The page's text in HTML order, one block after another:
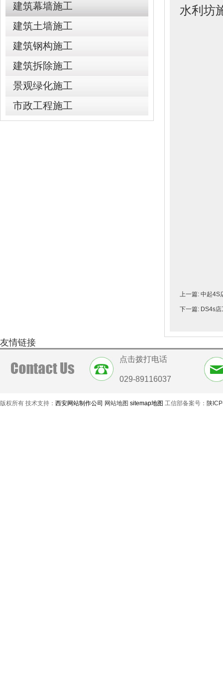
建筑幕墙施工
建筑土墙施工
建筑钢构施工
建筑拆除施工
景观绿化施工
市政工程施工
水利坊
上一篇: 中起4S
下一篇: DS4s店
友情链接
点击拨打电话
029-89116037
版权所有 技术支持： 西安网站制作公司 网站地图 sitemap地图 工信部备案号： 陕